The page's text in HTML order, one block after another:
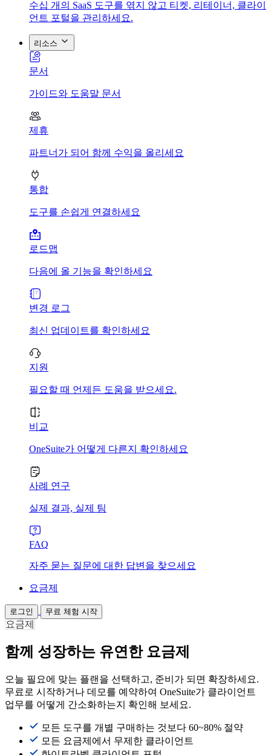
수십 개의 SaaS 도구를 엮지 않고 티켓, 리테이너, 클라이
언트 포털을 관리하세요.
리소스
문서
가이드와 도움말 문서
제휴
파트너가 되어 함께 수익을 올리세요
통합
도구를 손쉽게 연결하세요
로드맵
다음에 올 기능을 확인하세요
변경 로그
최신 업데이트를 확인하세요
지원
필요할 때 언제든 도움을 받으세요.
비교
OneSuite가 어떻게 다른지 확인하세요
사례 연구
실제 결과, 실제 팀
FAQ
자주 묻는 질문에 대한 답변을 찾으세요
요금제
로그인 무료 체험 시작
요금제
함께 성장하는 유연한 요금제
오늘 필요에 맞는 플랜을 선택하고, 준비가 되면 확장하세요.
무료로 시작하거나 데모를 예약하여 OneSuite가 클라이언트
업무를 어떻게 간소화하는지 확인해 보세요.
모든 도구를 개별 구매하는 것보다 60~80% 절약
모든 요금제에서 무제한 클라이언트